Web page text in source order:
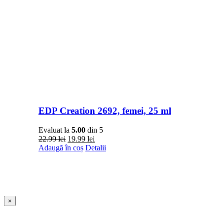
EDP Creation 2692, femei, 25 ml
Evaluat la 5.00din 5
22.99lei Prețul
inițial
19.99 leiPrețul
curent
Adaugă în coș Detalii
Close
product
×